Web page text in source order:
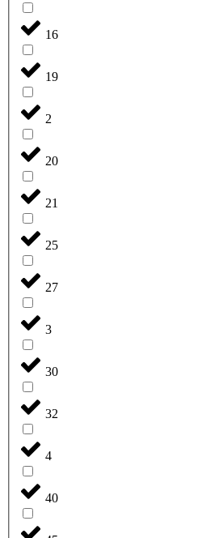
16
19
2
20
21
25
27
3
30
32
4
40